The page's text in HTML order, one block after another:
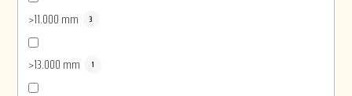
>11.000 mm 3
>13.000 mm 1